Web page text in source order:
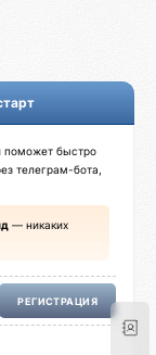
поможет быстро
телеграм-бота,
— никаких
РЕГИСТРАЦИЯ